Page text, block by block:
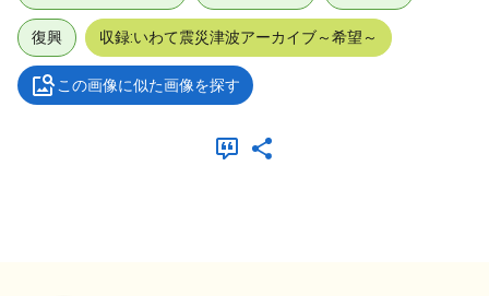
復興 収録:いわて震災津波アーカイブ～希望～
この画像に似た画像を探す